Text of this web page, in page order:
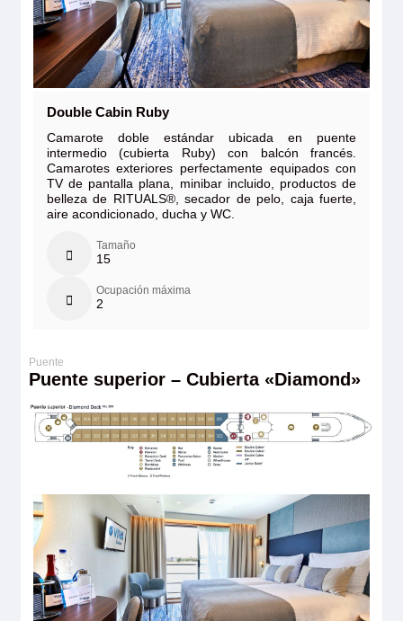
Double Cabin Ruby
Camarote doble estándar ubicada en puente
intermedio (cubierta Ruby) con balcón francés.
Camarotes exteriores perfectamente equipados con
TV de pantalla plana, minibar incluido, productos de
belleza de RITUALS®, secador de pelo, caja fuerte,
aire acondicionado, ducha y WC.
Tamaño
15
Ocupación máxima
2
Puente superior – Cubierta «Diamond»